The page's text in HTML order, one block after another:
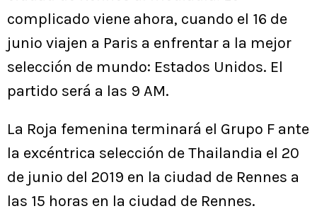
complicado viene ahora, cuando el 16 de
junio viajen a Paris a enfrentar a la mejor
selección de mundo: Estados Unidos. El
partido será a las 9 AM.
La Roja femenina terminará el Grupo F ante
la excéntrica selección de Thailandia el 20
de junio del 2019 en la ciudad de Rennes a
las 15 horas en la ciudad de Rennes.